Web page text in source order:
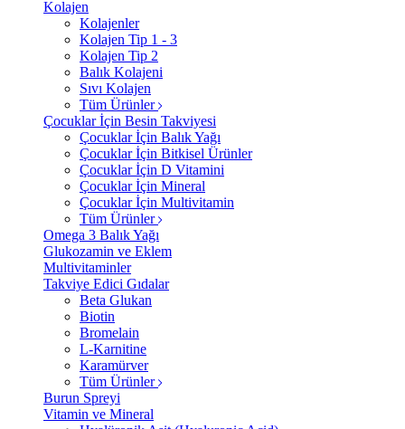
Kolajen
Kolajenler
Kolajen Tip 1 - 3
Kolajen Tip 2
Balık Kolajeni
Sıvı Kolajen
Tüm Ürünler
Çocuklar İçin Besin Takviyesi
Çocuklar İçin Balık Yağı
Çocuklar İçin Bitkisel Ürünler
Çocuklar İçin D Vitamini
Çocuklar İçin Mineral
Çocuklar İçin Multivitamin
Tüm Ürünler
Omega 3 Balık Yağı
Glukozamin ve Eklem
Multivitaminler
Takviye Edici Gıdalar
Beta Glukan
Biotin
Bromelain
L-Karnitine
Karamürver
Tüm Ürünler
Burun Spreyi
Vitamin ve Mineral